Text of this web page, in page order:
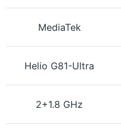
MediaTek
Helio G81-Ultra
2+1.8 GHz